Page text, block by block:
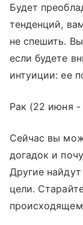
Будет
тенденций,
не спешить.
если будете
интуиции: ее
Рак (22 июня
Сейчас вы
догадок и
Другие
цели.